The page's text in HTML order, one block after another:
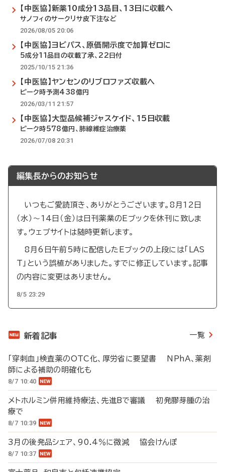
【中医協】新薬10成分13品目、13日に収載へ
サノフィのサークリサ皮下注など
2026/08/05 20:06
【中医協】ヨビパス、原価開示度で加算ゼロに
5成分11品目の収載了承、22日付
2025/10/15 21:36
【中医協】ヤンセンのリブロファズ収載へ
ピーク時予測438億円
2026/03/11 21:57
【中医協】大型品候補ジャスケイド、15日収載
ピーク時578億円、肺線維症治療薬
2026/07/08 20:31
編集長からのお知らせ
いつもご愛読頂き、ありがとうございます。8月12日
（水）～14日（金）は日刊薬業のEブックを休刊に致しま
す。ウェブサイトは随時更新します。
8月6日午前5時に配信したEブックの上段には「LAS
T」という誤植がありました。すでに修正しています。記事
の内容に変更はありません。
8/5 23:29
新着記事 一覧
「穿刺血」検査薬のOTC化、厚労省に要望書 NPhA、薬剤
師による補助の明確化も
8/7 10:40
メトホルミン併用維持療法、先進Bで審議 初発膠芽腫の治
療で
8/7 10:39
3月の後発品シェア、90.4％に微減 協会けんぽ
8/7 10:37